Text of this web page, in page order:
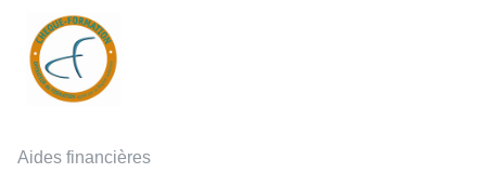
Aides financières